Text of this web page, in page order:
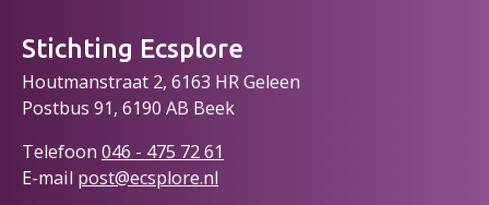
Stichting Ecsplore
Houtmanstraat 2, 6163 HR Geleen
Postbus 91, 6190 AB Beek
Telefoon 046 - 475 7261
E-mail post@ecsplore.nl